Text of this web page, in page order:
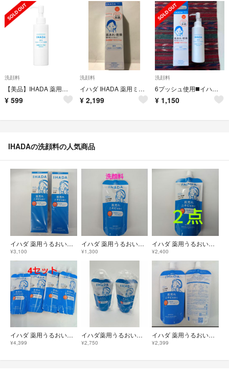
洗顔料
【美品】IHADA 薬用うるおいミルク洗顔料
¥ 599
洗顔料
イハダ IHADA 薬用ミルク洗顔料140ml
¥ 2,199
洗顔料
6プッシュ使用◼️イハダ 薬用うるおいミルク洗顔料 140mL
¥ 1,150
IHADAの洗顔料の人気商品
イハダ 薬用うるおいミルク洗顔料(140ml) ２点セット
¥3,100
イハダ 薬用うるおいミルク洗顔料 (レフィル)(120ml)
¥1,300
イハダ 薬用うるおいミルク洗顔料 (レフィル)(120ml) ２点
¥2,400
イハダ 薬用うるおいミルク洗顔料 (レフィル)(120ml)4点セット
¥4,399
イハダ薬用うるおいミルク洗顔料 （レフィル） 120mlX2
¥2,750
イハダ 薬用うるおいミルク洗顔料 (レフィル)(120ml) 2点
¥2,399